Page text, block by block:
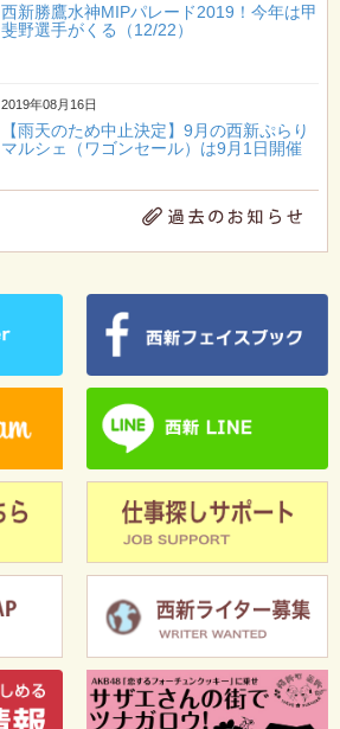
西新勝鷹水神MIPパレード2019！今年は甲
斐野選手がくる（12/22）
2019年08月16日
【雨天のため中止決定】9月の西新ぷらり
マルシェ（ワゴンセール）は9月1日開催